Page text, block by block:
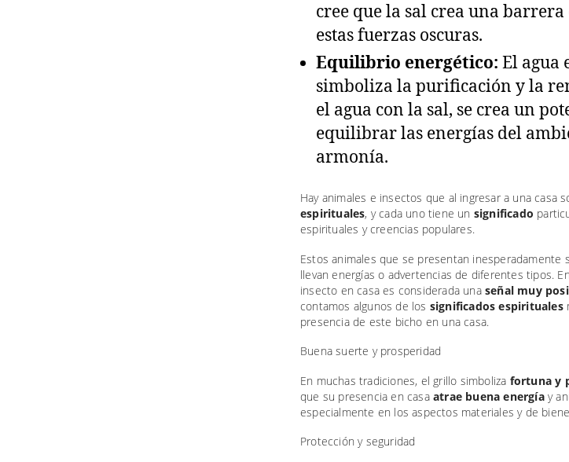
cree que la sal crea una
estas fuerzas oscuras.
Equilibrio energético: El agua
simboliza la purificación y la
el agua con la sal, se crea un
equilibrar las energías del
armonía.
Hay animales e insectos que al ingresar a una casa
espirituales, y cada uno tiene un significado
espirituales y creencias populares.
Estos animales que se presentan inesperadamente
llevan energías o advertencias de diferentes tipos.
insecto en casa es considerada unaseñal muy
contamos algunos de los significados espirituales
presencia de este bicho en una casa.
Buena suerte y prosperidad
En muchas tradiciones, el grillo simboliza fortuna y
que su presencia en casa atrae buena energía y
especialmente en los aspectos materiales y de
Protección y seguridad